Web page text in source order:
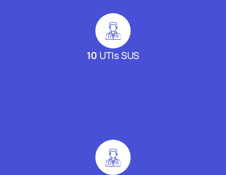
10 UTIs SUS